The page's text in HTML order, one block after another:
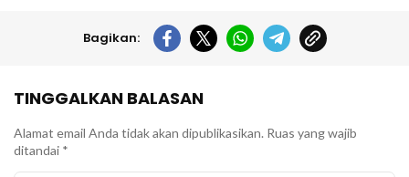
Bagikan:
TINGGALKAN BALASAN
Alamat email Anda tidak akan dipublikasikan. Ruas yang wajib
ditandai *